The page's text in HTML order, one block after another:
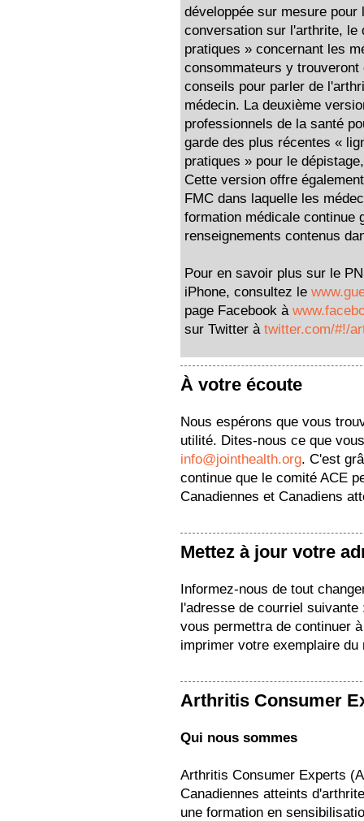
développée sur mesure
conversation sur l'arthrite, le
pratiques » concernant les
consommateurs y
conseils pour parler de
médecin. La deuxième
professionnels de la santé
garde des plus récentes «
pratiques » pour le
Cette version offre
FMC dans laquelle les
formation médicale continue
renseignements contenus
Pour en savoir plus sur le
iPhone, consultez le
page Facebook à
sur Twitter à twitter.com/#!/
À votre écoute
Nous espérons que vous
utilité. Dites-nous ce que
info@jointhealth.org. C'est
continue que le comité ACE
Canadiennes et Canadiens
Mettez à jour votre
Informez-nous de tout
l'adresse de courriel
vous permettra de continuer
imprimer votre exemplaire
Arthritis Consumer
Qui nous sommes
Arthritis Consumer Experts
Canadiennes atteints
une formation en